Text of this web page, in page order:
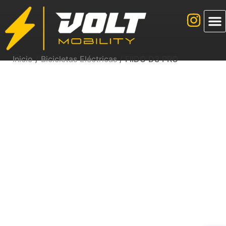
Inicio/Bicicletas Eléctricas/ FIIDO D3 PRO